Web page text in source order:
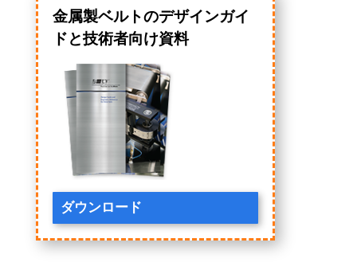
金属製ベルトのデザインガイ
ドと技術者向け資料
ダウンロード